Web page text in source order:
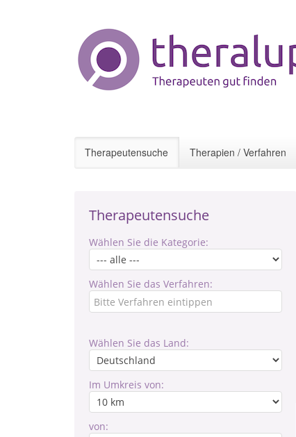
Therapeutensuche Therapien / Verfahren
Therapeutensuche
Wählen Sie die Kategorie:
Wählen Sie das Verfahren:
Wählen Sie das Land:
Im Umkreis von:
von: